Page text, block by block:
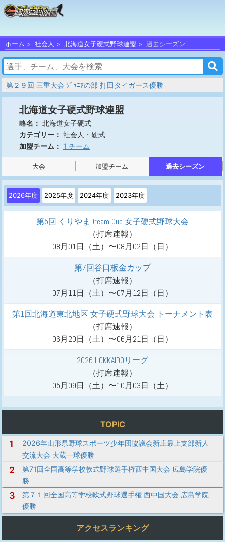
ホーム 社会人 北海道女子硬式野球連盟 過去シーズン
第２９回 三重大会 ｼﾞｭﾆｱの部 打田タイガース優勝
北海道女子硬式野球連盟
略名： 北海道女子硬式
カテゴリー： 社会人・硬式
加盟チーム： 1 チーム
大会 加盟チーム 過去シーズン
2026年度 2025年度 2024年度 2023年度
第5回 くりやまDream Cup 女子硬式野球大会
（打席速報）
08月01日（土）〜08月02日（日）
第7回谷口板金カップ
（打席速報）
07月11日（土）〜07月12日（日）
第1回北海道東北地区 女子硬式野球大会 トーナメント表
（打席速報）
06月20日（土）〜06月21日（日）
2026 HOKKAIDOリーグ
（打席速報）
05月09日（土）〜10月03日（土）
TOPIC
1
2026年山形県野球スポーツ少年団協議会新庄最上支部新人
交流大会 大蔵一球優勝
2
第71回全国高等学校軟式野球選手権西中国大会 広島学院優
勝
3
第７１回全国高等学校軟式野球選手権 西中国大会 広島学院
優勝
アクセスランキング